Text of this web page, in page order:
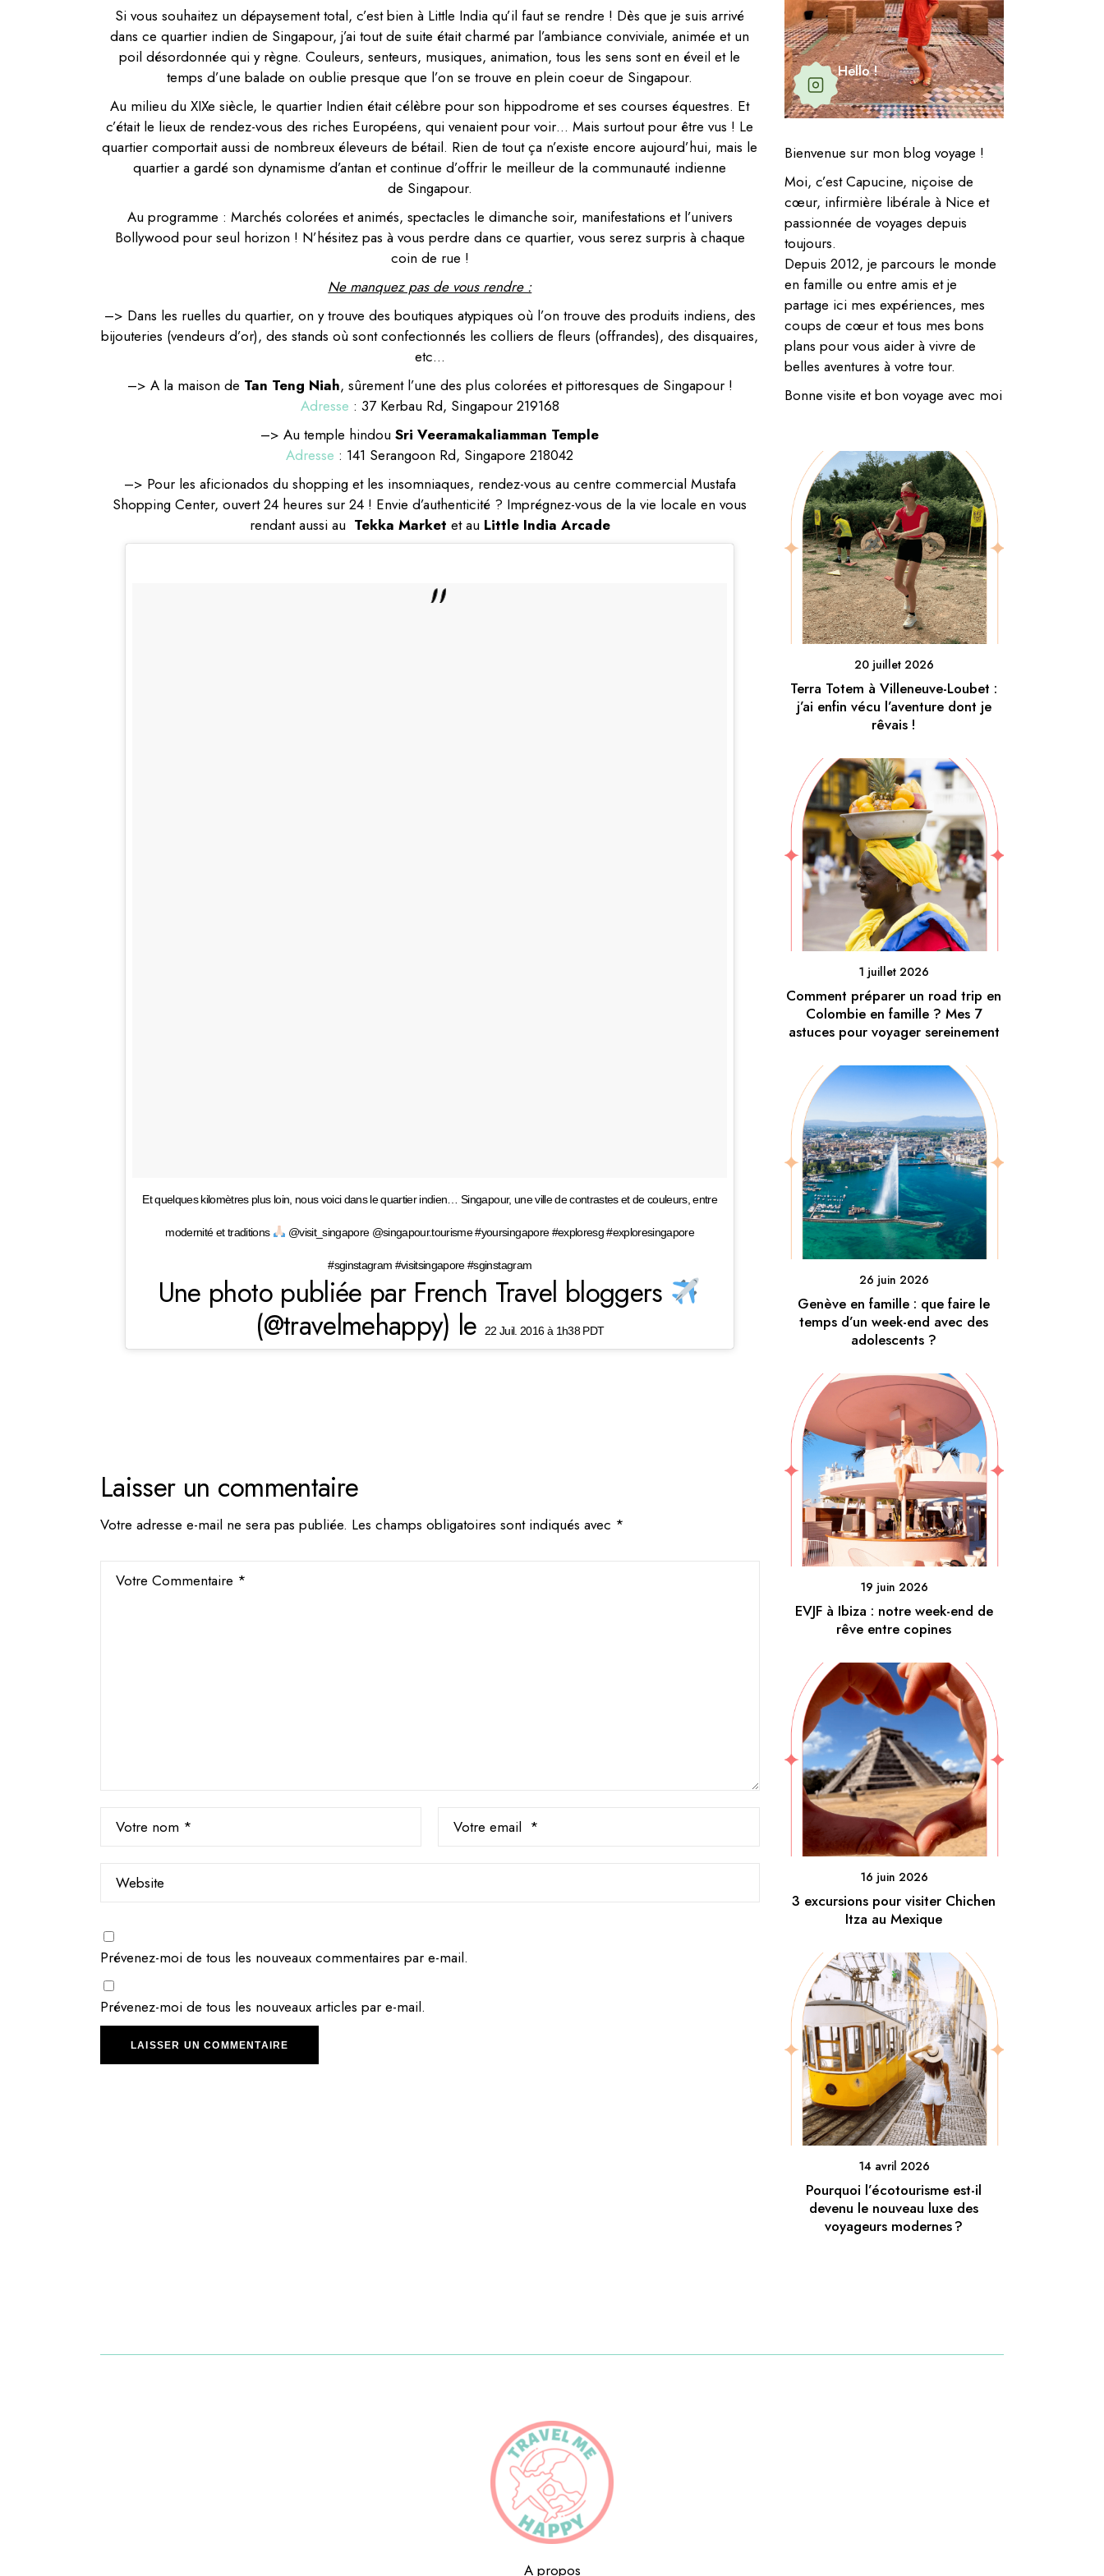
Si vous souhaitez un dépaysement total, c’est bien à Little India qu’il faut se rendre ! Dès que je suis arrivé
dans ce quartier indien de Singapour, j’ai tout de suite était charmé par l’ambiance conviviale, animée et un
poil désordonnée qui y règne. Couleurs, senteurs, musiques, animation, tous les sens sont en éveil et le
temps d’une balade on oublie presque que l’on se trouve en plein coeur de Singapour.
Au milieu du XIXe siècle, le quartier Indien était célèbre pour son hippodrome et ses courses équestres. Et
c’était le lieux de rendez-vous des riches Européens, qui venaient pour voir… Mais surtout pourêtre vus ! Le
quartier comportait aussi de nombreux éleveurs de bétail. Rien de tout ça n’existe encore aujourd’hui, mais le
quartier a gardé son dynamisme d’antan et continue d’offrir le meilleur de la communauté indienne
de Singapour.
Au programme : Marchés colorées et animés, spectacles le dimanche soir, manifestations et l’univers
Bollywood pour seul horizon ! N’hésitez pas à vous perdre dans ce quartier, vous serez surpris à chaque
coin de rue !
Ne manquez pas de vous rendre :
–> Dans les ruelles du quartier, on y trouve des boutiques atypiques où l’on trouve des produits indiens, des
bijouteries (vendeurs d’or), des stands où sont confectionnés les colliers de fleurs (offrandes), des disquaires,
etc…
–> A la maison de Tan Teng Niah, sûrement l’une des plus colorées et pittoresques de Singapour !
Adresse : 37 Kerbau Rd, Singapour 219168
–> Au temple hindouSri Veeramakaliamman Temple
Adresse : 141 Serangoon Rd, Singapore 218042
–> Pour les aficionados du shopping et les insomniaques, rendez-vous au centre commercial Mustafa
Shopping Center, ouvert 24 heures sur 24 ! Envie d’authenticité ? Imprégnez-vous de la vie locale en vous
rendant aussi au Tekka Market et au Little India Arcade
Et quelques kilomètres plus loin, nous voici dans le quartier indien… Singapour, une ville de contrastes et de couleurs, entre
modernité et traditions @visit_singapore @singapour.tourisme #yoursingapore #exploresg #exploresingapore
#sginstagram #visitsingapore #sginstagram
Une photo publiée par French Travel bloggers
(@travelmehappy) le22 Juil. 2016 à 1h38 PDT
Laisser un commentaire
Votre adresse e-mail ne sera pas publiée. Les champs obligatoires sont indiqués avec *
Prévenez-moi de tous les nouveaux commentaires par e-mail.
Prévenez-moi de tous les nouveaux articles par e-mail.
LAISSER UN COMMENTAIRE
Hello !
Bienvenue sur mon blog voyage !
Moi, c’est Capucine, niçoise de
cœur, infirmière libérale à Nice et
passionnée de voyages depuis
toujours.
Depuis 2012, je parcours le monde
en famille ou entre amis et je
partage ici mes expériences, mes
coups de cœur et tous mes bons
plans pour vous aider à vivre de
belles aventures à votre tour.
Bonne visite et bon voyage avec moi
20 juillet 2026
Terra Totem à Villeneuve-Loubet :
j’ai enfin vécu l’aventure dont je
rêvais !
1 juillet 2026
Comment préparer un road trip en
Colombie en famille ? Mes 7
astuces pour voyager sereinement
26 juin 2026
Genève en famille : que faire le
temps d’un week-end avec des
adolescents ?
19 juin 2026
EVJF à Ibiza : notre week-end de
rêve entre copines
16 juin 2026
3 excursions pour visiter Chichen
Itza au Mexique
14 avril 2026
Pourquoi l’écotourisme est-il
devenu le nouveau luxe des
voyageurs modernes ?
A propos